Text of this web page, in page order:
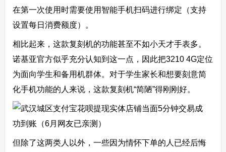
在第一次使用时需要使用智能手机扫码进行绑定（支持
设置每日消费额度）。
相比起来，这款复刻机的功能甚至不如小天才手表多。
诺基亚官方似乎充分认知到这一点，因此把3210 4G定位
为面向学生和备用机群体。对于学生家长和想要刻意简
化手机功能的人来说，这款复刻机“简陋”得刚刚好。
但除了这两类人以外，一些因为情怀下单的人已经后悔